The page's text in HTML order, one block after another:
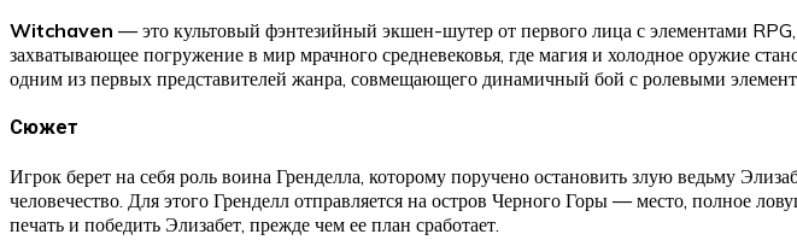
Witchaven — это культовый фэнтезийный экшен-шутер от первого лица с элементами
захватывающее погружение в мир мрачного средневековья, где магия и холодное оружие
одним из первых представителей жанра, совмещающего динамичный бой с ролевыми
Сюжет
Игрок берет на себя роль воина Гренделла, которому поручено остановить злую ведьму
человечество. Для этого Гренделл отправляется на остров Черного Горы — место, полное
печать и победить Элизабет, прежде чем ее план сработает.